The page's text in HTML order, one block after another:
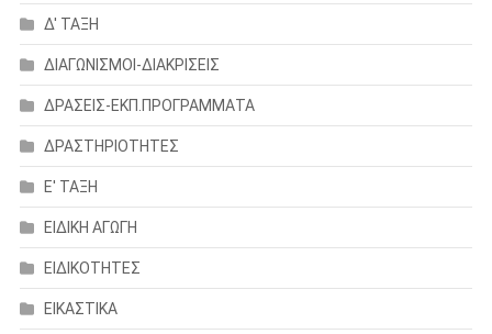
Δ' ΤΑΞΗ
ΔΙΑΓΩΝΙΣΜΟΙ-ΔΙΑΚΡΙΣΕΙΣ
ΔΡΑΣΕΙΣ-ΕΚΠ.ΠΡΟΓΡΑΜΜΑΤΑ
ΔΡΑΣΤΗΡΙΟΤΗΤΕΣ
Ε' ΤΑΞΗ
ΕΙΔΙΚΗ ΑΓΩΓΗ
ΕΙΔΙΚΟΤΗΤΕΣ
ΕΙΚΑΣΤΙΚΑ